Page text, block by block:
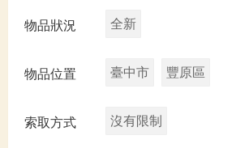
物品狀況 全新
物品位置 臺中市 豐原區
索取方式 沒有限制